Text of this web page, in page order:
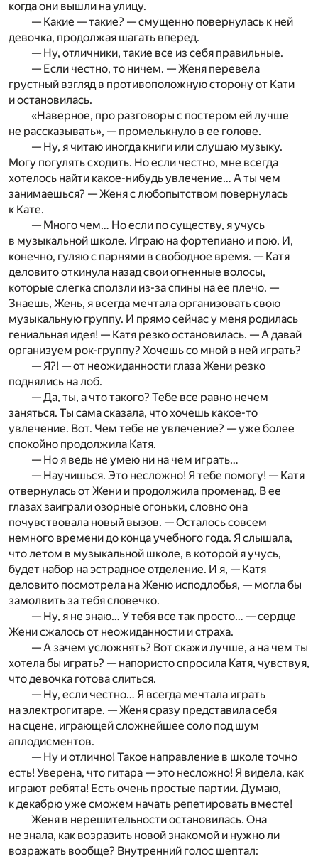
когда они вышли на улицу.
— Какие — такие? — смущенно повернулась к ней
девочка, продолжая шагать вперед.
— Ну, отличники, такие все из себя правильные.
— Если честно, то ничем. — Женя перевела
грустный взгляд в противоположную сторону от Кати
и остановилась.
«Наверное, про разговоры с постером ей лучше
не рассказывать», — промелькнуло в ее голове.
— Ну, я читаю иногда книги или слушаю музыку.
Могу погулять сходить. Но если честно, мне всегда
хотелось найти какое-нибудь увлечение… А ты чем
занимаешься? — Женя с любопытством повернулась
к Кате.
— Много чем… Но если по существу, я учусь
в музыкальной школе. Играю на фортепиано и пою. И,
конечно, гуляю с парнями в свободное время. — Катя
деловито откинула назад свои огненные волосы,
которые слегка сползли из-за спины на ее плечо. —
Знаешь, Жень, я всегда мечтала организовать свою
музыкальную группу. И прямо сейчас у меня родилась
гениальная идея! — Катя резко остановилась. — А давай
организуем рок-группу? Хочешь со мной в ней играть?
— Я?! — от неожиданности глаза Жени резко
поднялись на лоб.
— Да, ты, а что такого? Тебе все равно нечем
заняться. Ты сама сказала, что хочешь какое-то
увлечение. Вот. Чем тебе не увлечение? — уже более
спокойно продолжила Катя.
— Но я ведь не умею ни на чем играть…
— Научишься. Это несложно! Я тебе помогу! — Катя
отвернулась от Жени и продолжила променад. В ее
глазах заиграли озорные огоньки, словно она
почувствовала новый вызов. — Осталось совсем
немного времени до конца учебного года. Я слышала,
что летом в музыкальной школе, в которой я учусь,
будет набор на эстрадное отделение. И я, — Катя
деловито посмотрела на Женю исподлобья, — могла бы
замолвить за тебя словечко.
— Ну, я не знаю… У тебя все так просто… — сердце
Жени сжалось от неожиданности и страха.
— А зачем усложнять? Вот скажи лучше, а на чем ты
хотела бы играть? — напористо спросила Катя, чувствуя,
что девочка готова слиться.
— Ну, если честно… Я всегда мечтала играть
на электрогитаре. — Женя сразу представила себя
на сцене, играющей сложнейшее соло под шум
аплодисментов.
— Ну и отлично! Такое направление в школе точно
есть! Уверена, что гитара — это несложно! Я видела, как
играют ребята! Есть очень простые партии. Думаю,
к декабрю уже сможем начать репетировать вместе!
Женя в нерешительности остановилась. Она
не знала, как возразить новой знакомой и нужно ли
возражать вообще? Внутренний голос шептал: